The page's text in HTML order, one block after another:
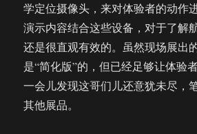
学定位摄像头，来对体验者的动作
演示内容结合这些设备，对于了解
还是很直观有效的。虽然现场展出
是“简化版”的，但已经足够让体验
一会儿发现这哥们儿还意犹未尽，
其他展品。